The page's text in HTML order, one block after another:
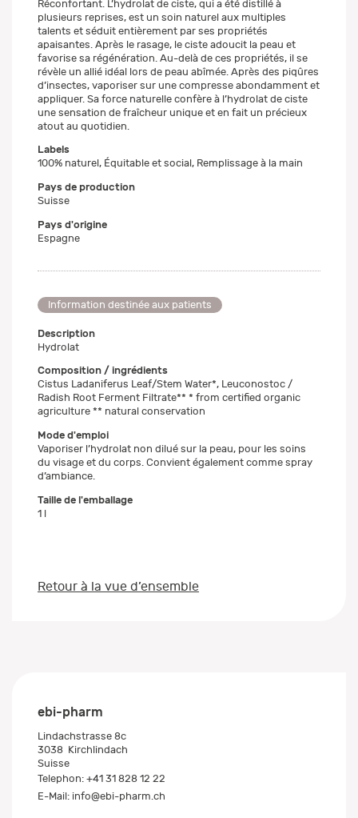
Réconfortant. L’hydrolat de ciste, qui a été distillé à
plusieurs reprises, est un soin naturel aux multiples
talents et séduit entièrement par ses propriétés
apaisantes. Après le rasage, le ciste adoucit la peau et
favorise sa régénération. Au-delà de ces propriétés, il se
révèle un allié idéal lors de peau abîmée. Après des piqûres
d’insectes, vaporiser sur une compresse abondamment et
appliquer. Sa force naturelle confère à l’hydrolat de ciste
une sensation de fraîcheur unique et en fait un précieux
atout au quotidien.
Labels
100% naturel, Équitable et social, Remplissage à la main
Pays de production
Suisse
Pays d'origine
Espagne
Information destinée aux patients
Description
Hydrolat
Composition / ingrédients
Cistus Ladaniferus Leaf/Stem Water*, Leuconostoc /
Radish Root Ferment Filtrate** * from certified organic
agriculture ** natural conservation
Mode d'emploi
Vaporiser l’hydrolat non dilué sur la peau, pour les soins
du visage et du corps. Convient également comme spray
d’ambiance.
Taille de l'emballage
1 l
Retour à la vue d’ensemble
ebi-pharm
Lindachstrasse 8c
3038 Kirchlindach
Suisse
Telephon: +41 31 828 12 22
E-Mail: info@ebi-pharm.ch